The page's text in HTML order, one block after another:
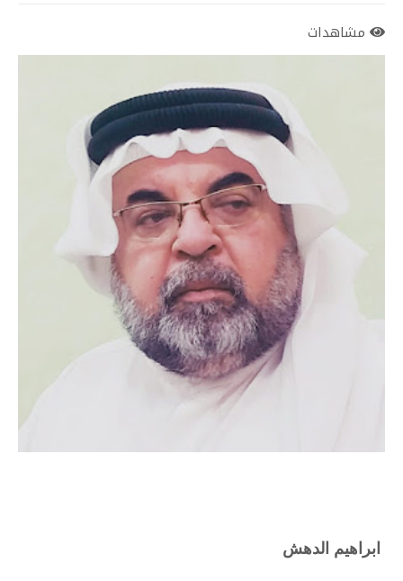
مشاهدات
ابراهيم الدهش